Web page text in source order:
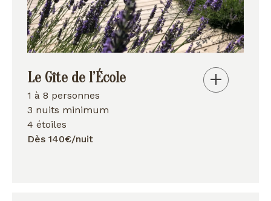
Le Gîte de l’École
1 à 8 personnes
3 nuits minimum
4 étoiles
Dès 140€/nuit